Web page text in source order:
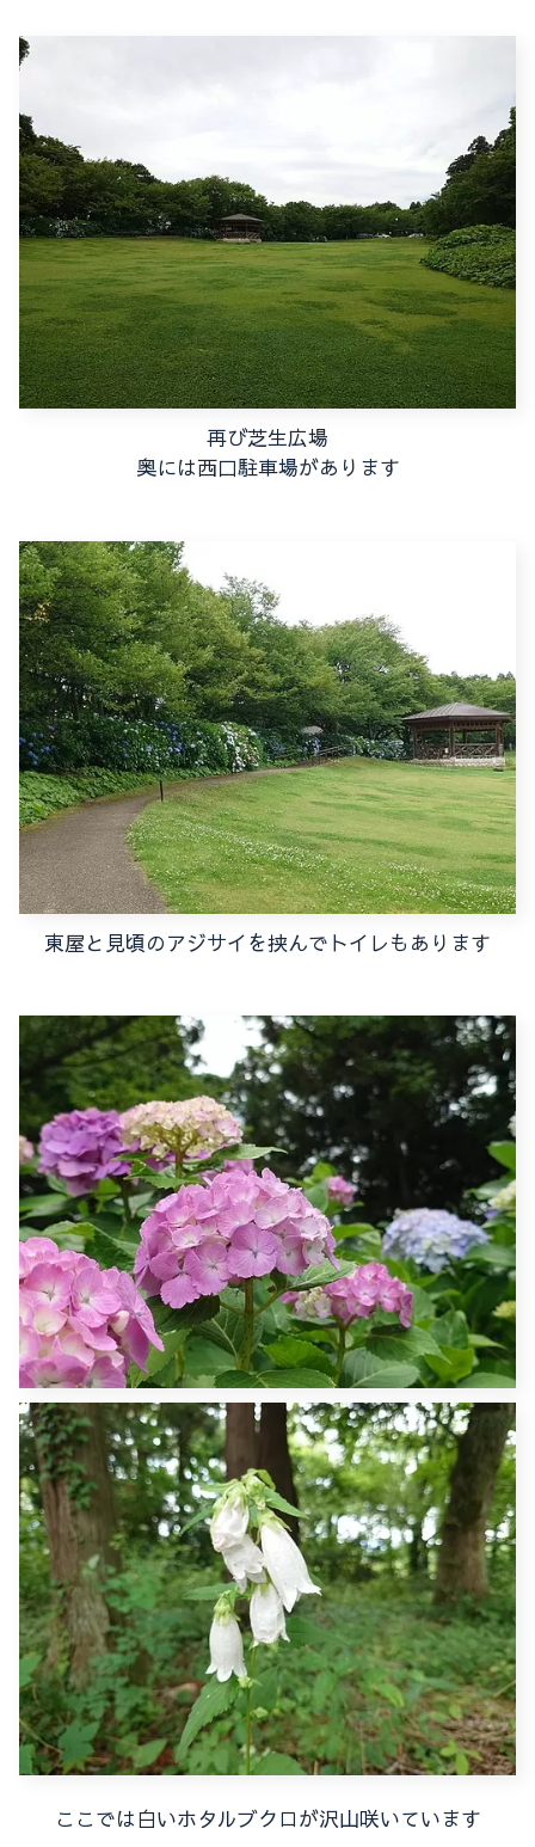
再び芝生広場
奥には西口駐車場があります
東屋と見頃のアジサイを挟んでトイレもあります
ここでは白いホタルブクロが沢山咲いています